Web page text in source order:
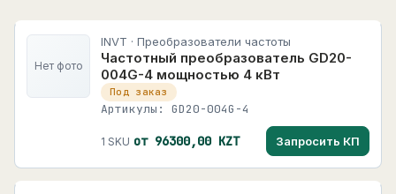
Нет фото
INVT · Преобразователи частоты
Частотный преобразователь GD20-
004G-4 мощностью 4 кВт
Под заказ
Артикулы: GD20-004G-4
1 SKU от 96300,00 KZT Запросить КП